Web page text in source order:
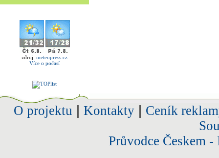
zdroj: meteopress.cz
Více o počasí
O projektu Kontakty| Ceník
Průvodce Českem